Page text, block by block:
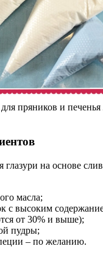
для пряников и
глазури на основе
масла;
с высоким
от 30% и выше);
пудры;
– по желанию.